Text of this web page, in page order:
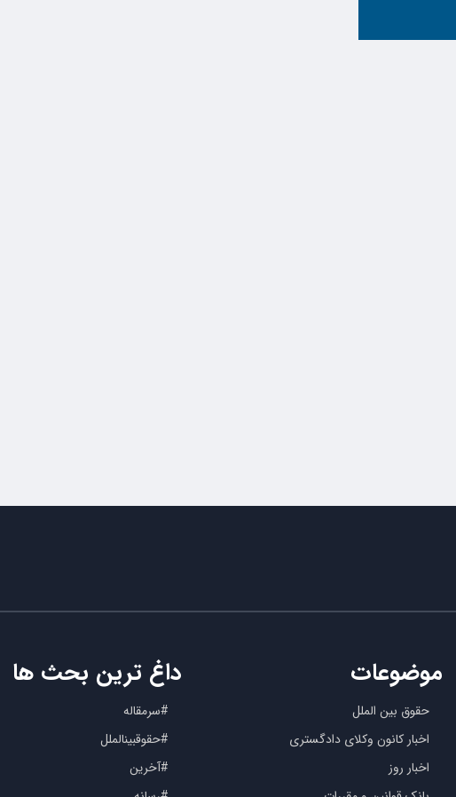
حقوق بین الملل
اخبار کانون وکلای دادگستری
اخبار روز
موضوعات
#سرمقاله
#حقوقبینالملل
#آخرین
داغ ترین بحث ها